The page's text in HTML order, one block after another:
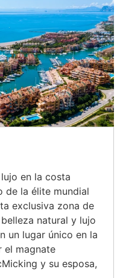
en la costa
de la élite mundial
exclusiva zona de
natural y lujo
un lugar único en la
el magnate
y su esposa,